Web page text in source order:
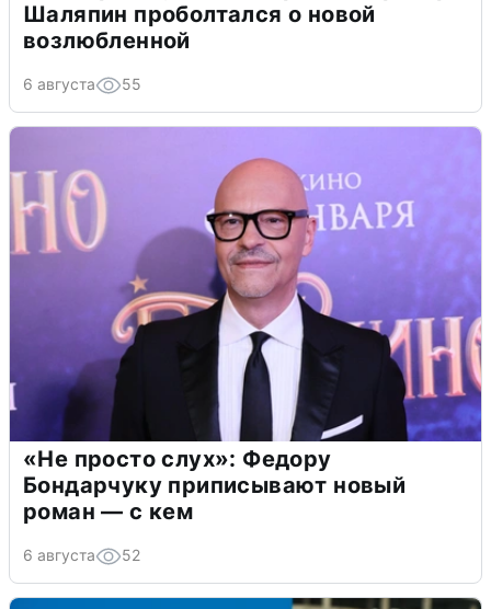
Шаляпин проболтался о новой
возлюбленной
6 августа 55
«Не просто слух»: Федору
Бондарчуку приписывают новый
роман — с кем
6 августа 52